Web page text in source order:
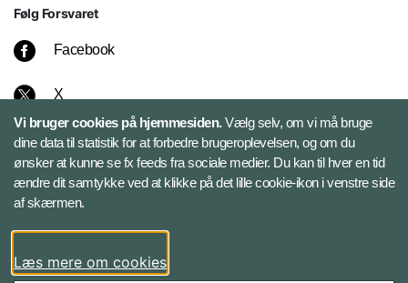
Følg Forsvaret
Facebook
X
Instagram
Bluesky
LinkedIn
Vi bruger cookies på hjemmesiden.Vælg selv, om vi må bruge
dine data til statistik for at forbedre brugeroplevelsen, og om du
ønsker at kunne se fx feeds fra sociale medier. Du kan til hver en tid
ændre dit samtykke ved at klikke på det lille cookie-ikon i venstre side
af skærmen.
Læs mere om cookies